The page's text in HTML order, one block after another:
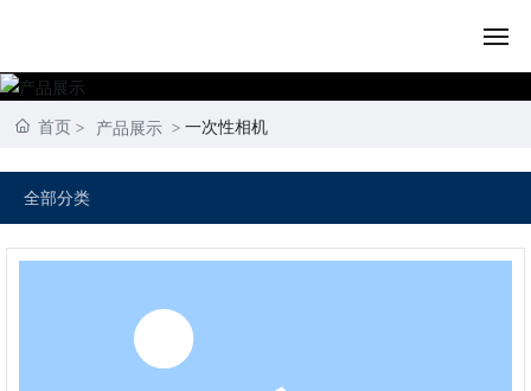
首页
产品展示
首页 产品展示 一次性相机
全部分类